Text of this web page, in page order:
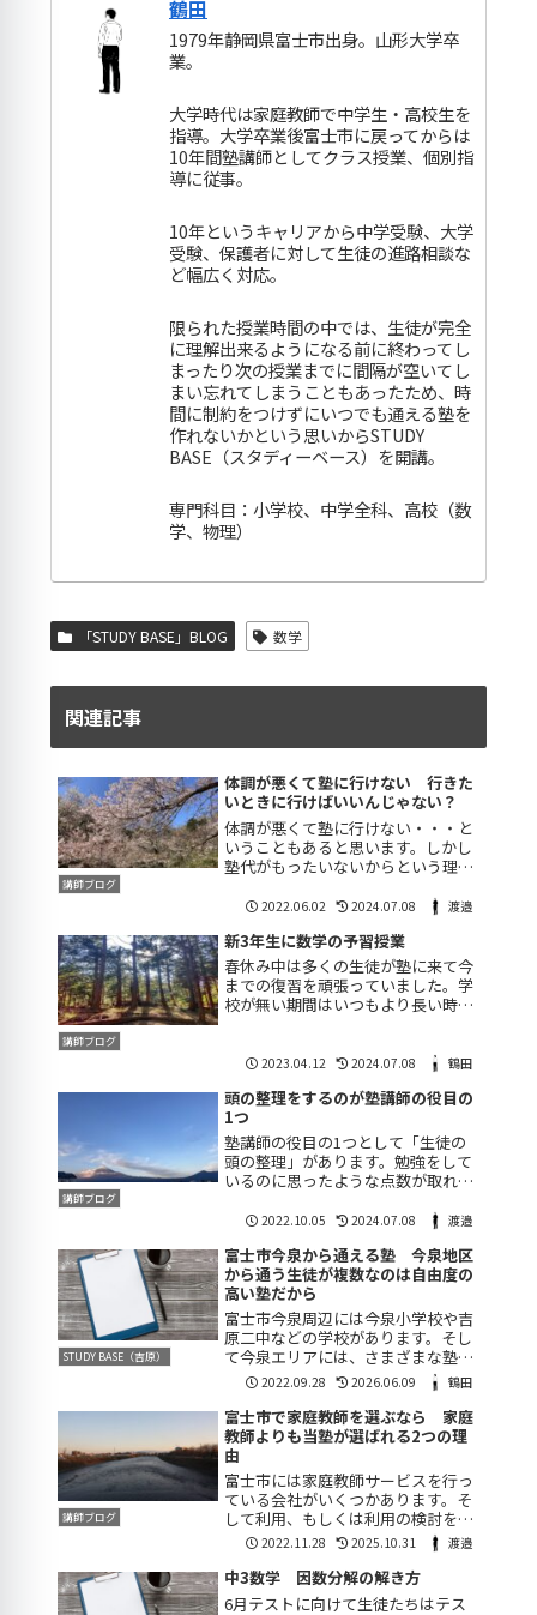
鶴田
1979年静岡県富士市出身。山形大学卒
業。
大学時代は家庭教師で中学生・高校生を
指導。大学卒業後富士市に戻ってからは
10年間塾講師としてクラス授業、個別指
導に従事。
10年というキャリアから中学受験、大学
受験、保護者に対して生徒の進路相談な
ど幅広く対応。
限られた授業時間の中では、生徒が完全
に理解出来るようになる前に終わってし
まったり次の授業までに間隔が空いてし
まい忘れてしまうこともあったため、時
間に制約をつけずにいつでも通える塾を
作れないかという思いからSTUDY
BASE（スタディーベース）を開講。
専門科目：小学校、中学全科、高校（数
学、物理）
「STUDY BASE」BLOG 数学
関連記事
講師ブログ
体調が悪くて塾に行けない 行きた
いときに行けばいいんじゃない？
体調が悪くて塾に行けない・・・と
いうこともあると思います。しかし
塾代がもったいないからという理由
いうことはないでしょうか。その気
持ちはよくわかりますが、体調が悪
い状態で勉強してもなかなか身にな
らない可能性があ...
2022.06.02 2024.07.08 渡邉
講師ブログ
新3年生に数学の予習授業
春休み中は多くの生徒が塾に来て今
までの復習を頑張っていました。学
校が無い期間はいつもより長い時間
徒も今までより確実にステップアッ
授業普段は自分で...
2023.04.12 2024.07.08 鶴田
講師ブログ
頭の整理をするのが塾講師の役目の
1つ
塾講師の役目の1つとして「生徒の
頭の整理」があります。勉強をして
いるのに思ったような点数が取れな
多いです。この場合、2つのケース
いる自分の思っているほど勉強をし
ているわけではな...
2022.10.05 2024.07.08 渡邉
STUDY BASE（吉原）
富士市今泉から通える塾 今泉地区
から通う生徒が複数なのは自由度の
高い塾だから
富士市今泉周辺には今泉小学校や吉
原二中などの学校があります。そし
て今泉エリアには、さまざまな塾を
見つけることができるでしょう。し
かし少し足を延ばして、大淵にある
当塾まで通ってくれる生徒が複数い
ます。当塾の特徴は、「いつでも通
え、いつでも聞け...
2022.09.28 2026.06.09 鶴田
講師ブログ
富士市で家庭教師を選ぶなら 家庭
教師よりも当塾が選ばれる2つの理
由
富士市には家庭教師サービスを行っ
ている会社がいくつかあります。そ
して利用、もしくは利用の検討をし
ている方もいることでしょう。いろ
いろ勉強を教えてもらえる環境があ
る中で、なぜ家庭教師を選ぶのでし
ょう。理由として以下のことが考え
2022.11.28 2025.10.31 渡邉
中3数学 因数分解の解き方
6月テストに向けて生徒たちはテス